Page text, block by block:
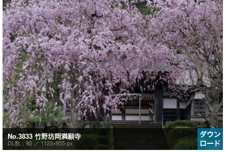
No.3833 竹野坊岡満願寺
DL数：92 ／1123×855 px